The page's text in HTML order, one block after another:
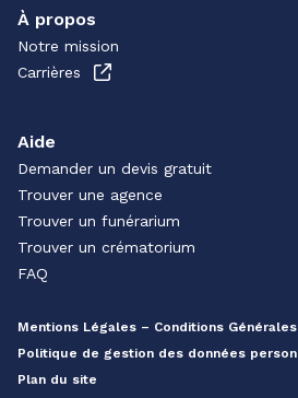
À propos
Notre mission
Carrières
Aide
Demander un devis gratuit
Trouver une agence
Trouver un funérarium
Trouver un crématorium
FAQ
Mentions Légales – Conditions
Politique de gestion des données
Plan du site